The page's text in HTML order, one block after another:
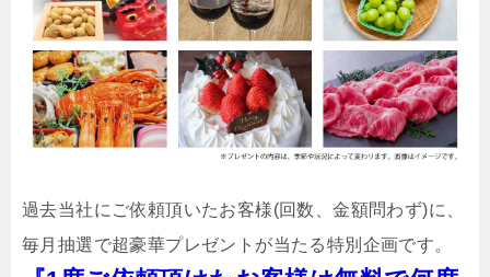
過去当社にご依頼頂いたお客様(回数、金額問わず)に、
毎月抽選で超豪華プレゼントが当たる特別企画です。